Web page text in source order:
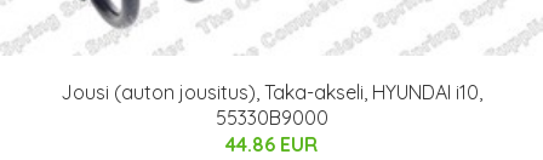
Jousi (auton jousitus), Taka-akseli, HYUNDAI i10,
55330B9000
44.86 EUR